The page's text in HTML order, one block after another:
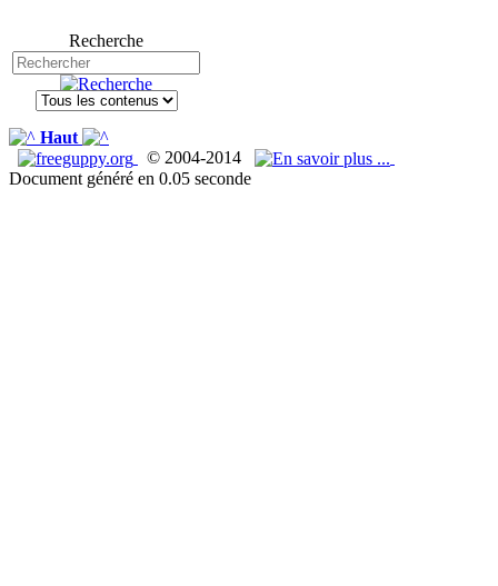
Recherche
Haut
© 2004-2014
Document généré en 0.05 seconde